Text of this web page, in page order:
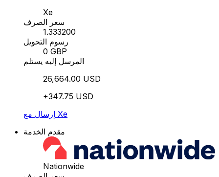
Xe
سعر الصرف
1.333200
رسوم التحويل
0 GBP
المرسل إليه يستلم
26,664.00 USD
+347.75 USD
إرسال مع Xe
مقدم الخدمة
Nationwide